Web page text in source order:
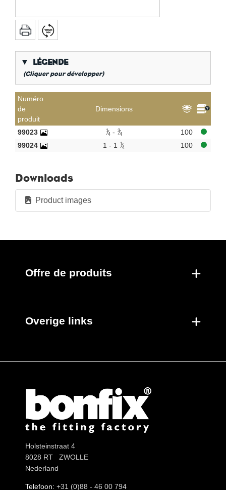
▼ LÉGENDE
(Cliquer pour développer)
*
**
Long filetage interne gaz
KVBG
De Koninklijke Vereniging van Belgische
G
AN
Étain
CR
Nouveaux produits
Numéro
de
produit
Dimensions
99023 1
4 - 3
4
100
99024
1 - 1 1
4 100
Downloads
Product images
Offre de produits
Overige links
Holsteinstraat 4
8028 RT ZWOLLE
Nederland
Telefoon: +31 (0)88 - 46 00 794